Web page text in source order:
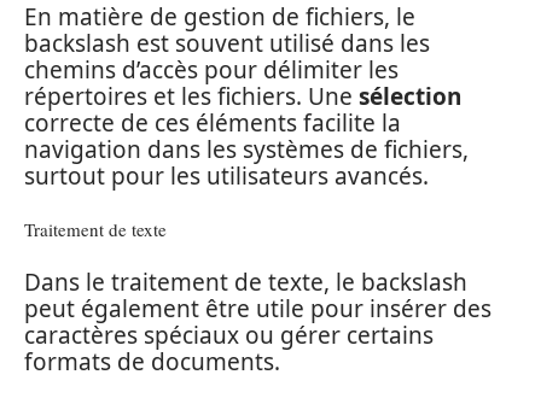
En matière de gestion de fichiers, le
backslash est souvent utilisé dans les
chemins d’accès pour délimiter les
répertoires et les fichiers. Une sélection
correcte de ces éléments facilite la
navigation dans les systèmes de fichiers,
surtout pour les utilisateurs avancés.
Traitement de texte
Dans le traitement de texte, le backslash
peut également être utile pour insérer des
caractères spéciaux ou gérer certains
formats de documents.